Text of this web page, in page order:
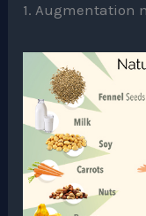
1. Augmentation